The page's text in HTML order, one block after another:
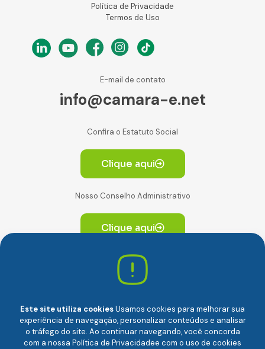
Política de Privacidade
Termos de Uso
E-mail de contato
info@camara-e.net
Confira o Estatuto Social
Clique aqui
Nosso Conselho Administrativo
Clique aqui
Av. Paulista, 2064. Conjunto 14, (Edifício Paulista) -
CEP 01310-928 Consolação – São Paulo/SP
Este site utiliza cookiesUsamos cookies para melhorar sua
experiência de navegação, personalizar conteúdos e analisar
o tráfego do site. Ao continuar navegando, você concorda
com a nossa Política de Privacidadee com o uso de cookies